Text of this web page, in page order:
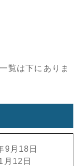
覧は下にありま
9月18日
12日